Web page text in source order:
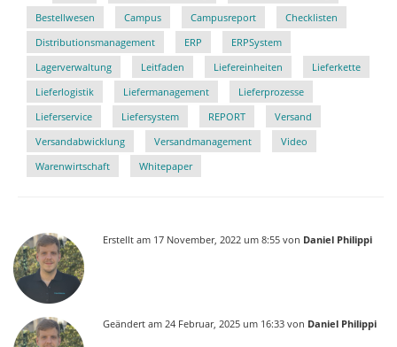
Bestellwesen
Campus Campusre­port
Checklisten
Distributionsmanagement
ERP
ERPSystem
Lagerverwaltung
Leitfaden Liefereinheiten
Lieferkette
Lieferlogistik
Liefermanagement
Lieferprozesse
Lieferservice
Liefersystem REPORT
Versand
Versandabwicklung
Versandmanagement
Video
Warenwirtschaft
Whitepaper
Erstellt am 17 November, 2022 um 8:55 von Daniel Philippi
Geändert am 24 Februar, 2025 um 16:33 von Daniel Philippi